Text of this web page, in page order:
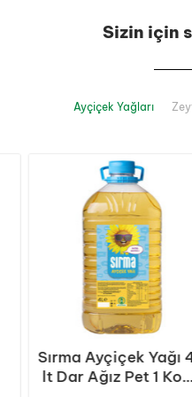
Sizin için
Ayçiçek Yağları
Sırma Ayçiçek Yağı 4
lt Dar Ağız Pet 1 Koli